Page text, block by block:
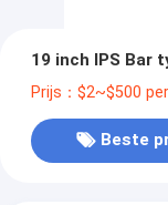
19 inch IPS Bar
Prijs：$2~$500
Beste